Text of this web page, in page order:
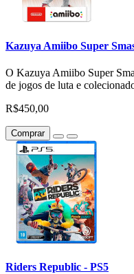
Kazuya Amiibo Super
O Kazuya Amiibo Super
de jogos de luta e
R$450,00
Comprar
Riders Republic - PS5